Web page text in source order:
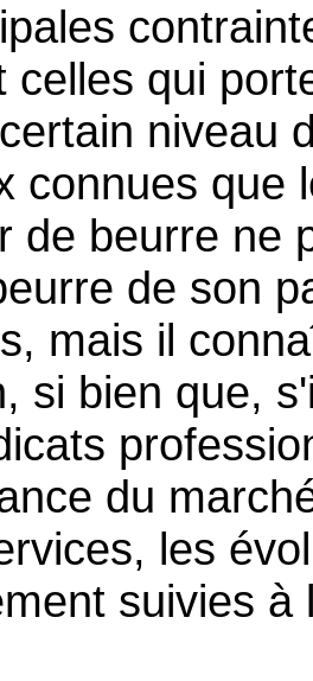
celles qui
niveau
connues que
de beurre ne
de son
mais il
si bien que,
du
les
suivies